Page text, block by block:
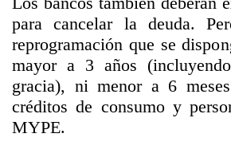
para cancelar la deuda.
reprogramación que se
mayor a 3 años
gracia), ni menor a 6
créditos de consumo y
MYPE.